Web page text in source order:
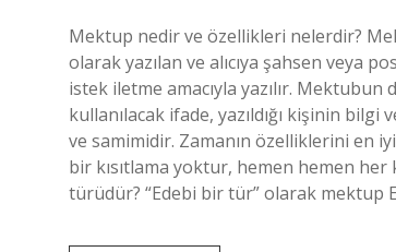
Mektup nedir ve özellikleri nelerdir?
olarak yazılan ve alıcıya şahsen veya
istek iletme amacıyla yazılır.
kullanılacak ifade, yazıldığı kişinin
ve samimidir. Zamanın özelliklerini en
bir kısıtlama yoktur, hemen hemen
türüdür? “Edebi bir tür” olarak mektup